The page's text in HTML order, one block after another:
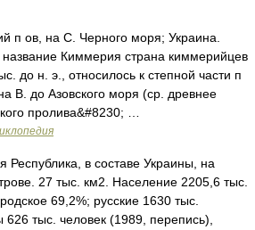
п ов, на С. Черного моря; Украина.
Киммерия страна киммерийцев
до н. э., относилось к степной части п
В. до Азовского моря (ср. древнее
пролива&#8230; …
в составе Украины, на
27 тыс. км2. Население 2205,6 тыс.
69,2%; русские 1630 тыс.
626 тыс. человек (1989, перепись),